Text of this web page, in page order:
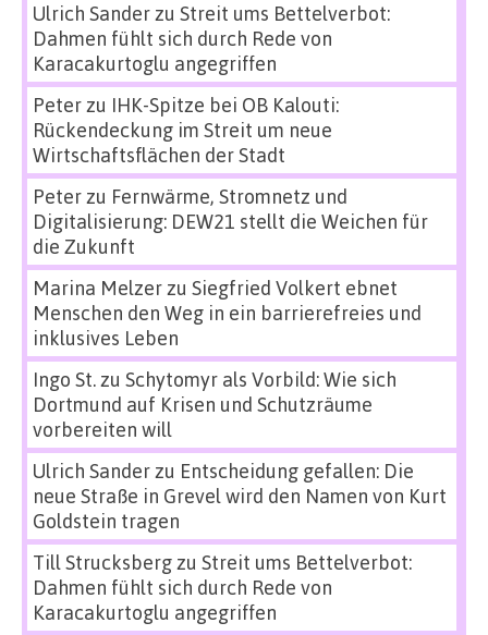
Ulrich Sanderzu Streit ums Bettelverbot:
Dahmen fühlt sich durch Rede von
Karacakurtoglu angegriffen
Peterzu IHK-Spitze bei OB Kalouti:
Rückendeckung im Streit um neue
Wirtschaftsflächen der Stadt
Peterzu Fernwärme, Stromnetz und
Digitalisierung: DEW21 stellt die Weichen für
die Zukunft
Marina Melzerzu Siegfried Volkert ebnet
Menschen den Weg in ein barrierefreies und
inklusives Leben
Ingo St.zu Schytomyr als Vorbild: Wie sich
Dortmund auf Krisen und Schutzräume
vorbereiten will
Ulrich Sanderzu Entscheidung gefallen: Die
neue Straße in Grevel wird den Namen von Kurt
Goldstein tragen
Till Strucksbergzu Streit ums Bettelverbot:
Dahmen fühlt sich durch Rede von
Karacakurtoglu angegriffen